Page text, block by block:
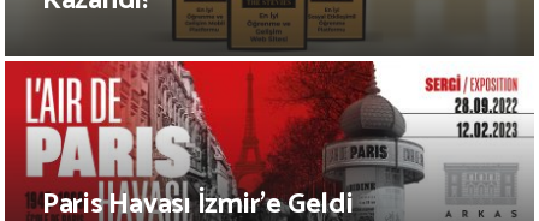
Paris Havası İzmir’e Geldi